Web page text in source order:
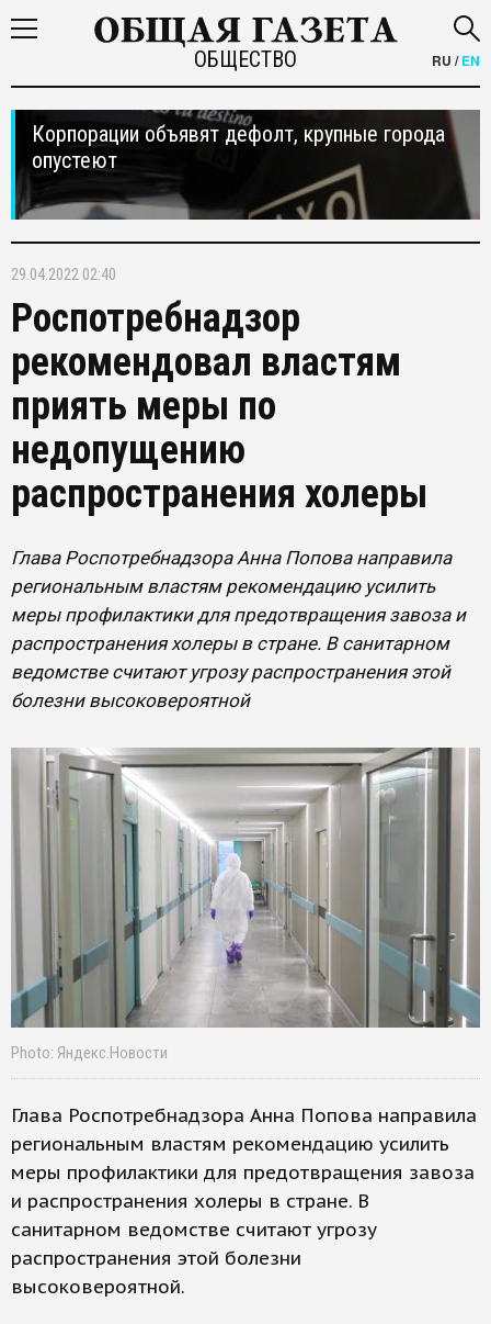
ОБЩЕСТВО RU /EN
Корпорации объявят дефолт, крупные города
опустеют
29.04.2022 02:40
Роспотребнадзор
рекомендовал властям
приять меры по
недопущению
распространения холеры
Глава Роспотребнадзора Анна Попова направила
региональным властям рекомендацию усилить
меры профилактики для предотвращения завоза и
распространения холеры в стране. В санитарном
ведомстве считают угрозу распространения этой
болезни высоковероятной
Photo: Яндекс.Новости
Глава Роспотребнадзора Анна Попова направила
региональным властям рекомендацию усилить
меры профилактики для предотвращения завоза
и распространения холеры в стране. В
санитарном ведомстве считают угрозу
распространения этой болезни
высоковероятной.